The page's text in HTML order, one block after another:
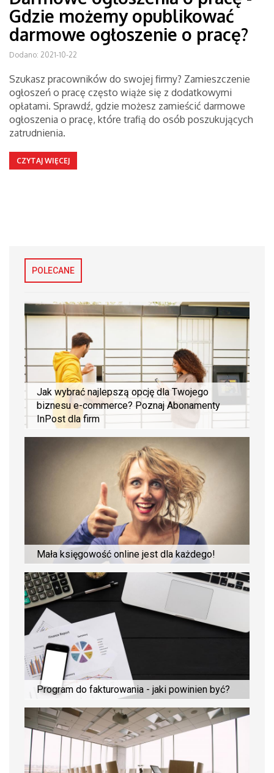
Gdzie możemy opublikować
darmowe ogłoszenie o pracę?
Dodano: 2021-10-22
Szukasz pracowników do swojej firmy? Zamieszczenie
ogłoszeń o pracę często wiąże się z dodatkowymi
opłatami. Sprawdź, gdzie możesz zamieścić darmowe
ogłoszenia o pracę, które trafią do osób poszukujących
zatrudnienia.
CZYTAJ WIĘCEJ
POLECANE
Jak wybrać najlepszą opcję dla Twojego
biznesu e-commerce? Poznaj Abonamenty
InPost dla firm
Mała księgowość online jest dla każdego!
Program do fakturowania - jaki powinien być?